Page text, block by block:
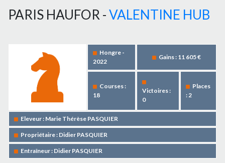
PARIS HAUFOR -VALENTINE HUB
Hongre -
2022
Gains : 11 605 €
Courses :
18
Victoires :
0
Places
: 2
Eleveur : Marie Thérèse PASQUIER
Propriétaire : Didier PASQUIER
Entraîneur : Didier PASQUIER